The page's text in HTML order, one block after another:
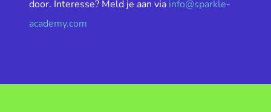
door. Interesse? Meld je aan via info@sparkle-
academy.com